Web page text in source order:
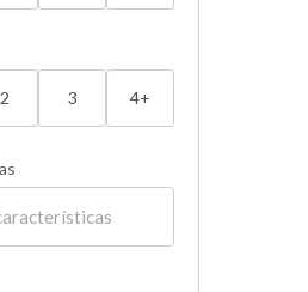
2 3 4+